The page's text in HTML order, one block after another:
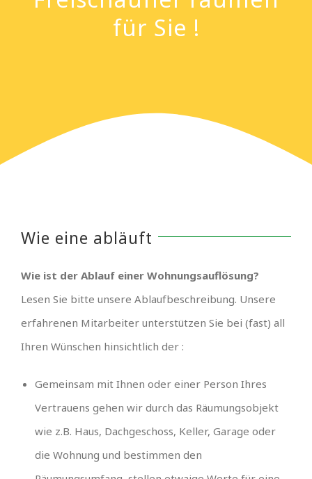
für Sie !
Wie eine abläuft
Wie ist der Ablauf einer Wohnungsauflösung?
Lesen Sie bitte unsere Ablaufbeschreibung. Unsere
erfahrenen Mitarbeiter unterstützen Sie bei (fast) all
Ihren Wünschen hinsichtlich der :
Gemeinsam mit Ihnen oder einer Person Ihres
Vertrauens gehen wir durch das Räumungsobjekt
wie z.B. Haus, Dachgeschoss, Keller, Garage oder
die Wohnung und bestimmen den